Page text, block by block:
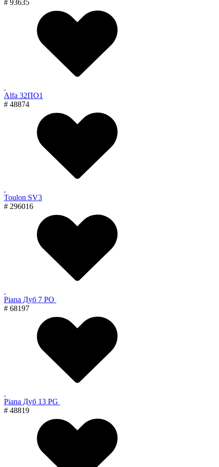
# 93635
Alfa 32ПО1
# 48874
Toulon SV3
# 296016
Piana Дуб 7 PO
# 68197
Piana Дуб 13 PG
# 48819